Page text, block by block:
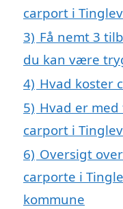
carport i Tinglev
3) Få nemt 3
du kan være
4) Hvad koster
5) Hvad er
carport i
6) Oversigt
carporte i
kommune